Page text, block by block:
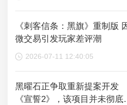
《刺客信条：黑旗》重制版
微交易引发玩家差评潮
2026-07-11 12:40:05
黑曜石正争取重新提案开发
《宣誓2》，该项目并未彻底